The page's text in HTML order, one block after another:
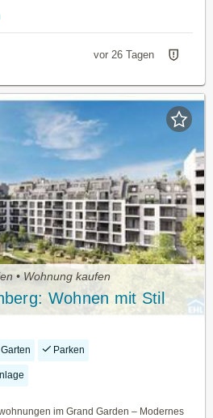
vor 26 Tagen
• Wohnung kaufen
Wohnen mit Stil
Garten Parken
im Grand Garden – Modernes